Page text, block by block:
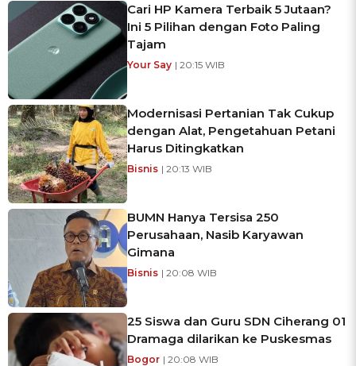
Cari HP Kamera Terbaik 5 Jutaan?
Ini 5 Pilihan dengan Foto Paling
Tajam
Your Say | 20:15 WIB
Modernisasi Pertanian Tak Cukup
dengan Alat, Pengetahuan Petani
Harus Ditingkatkan
Bisnis | 20:13 WIB
BUMN Hanya Tersisa 250
Perusahaan, Nasib Karyawan
Gimana
Bisnis | 20:08 WIB
25 Siswa dan Guru SDN Ciherang 01
Dramaga dilarikan ke Puskesmas
Bogor | 20:08 WIB